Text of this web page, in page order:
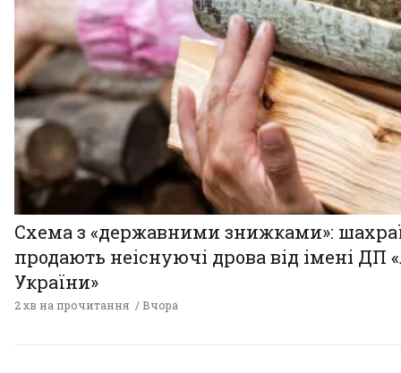
Схема з «державними знижками»:
продають неіснуючі дрова від імені ДП
України»
2 хв на прочитання Вчора